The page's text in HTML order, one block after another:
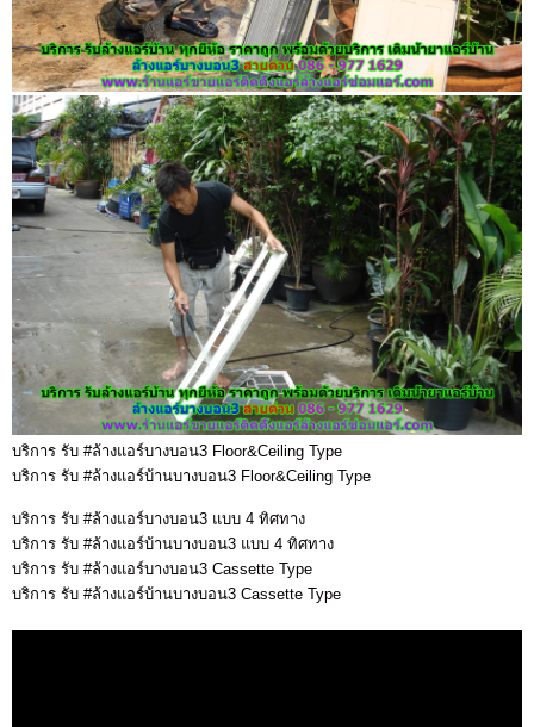
บริการ รับ #ล้างแอร์บางบอน3 Floor&Ceiling Type
บริการ รับ #ล้างแอร์บ้านบางบอน3 Floor&Ceiling Type
บริการ รับ #ล้างแอร์บางบอน3 แบบ 4 ทิศทาง
บริการ รับ #ล้างแอร์บ้านบางบอน3 แบบ 4 ทิศทาง
บริการ รับ #ล้างแอร์บางบอน3 Cassette Type
บริการ รับ #ล้างแอร์บ้านบางบอน3 Cassette Type